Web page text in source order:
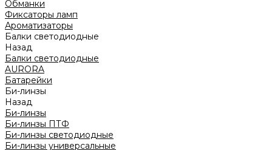
Обманки
Фиксаторы ламп
Ароматизаторы
Балки светодиодные
Назад
Балки светодиодные
AURORA
Батарейки
Би-линзы
Назад
Би-линзы
Би-линзы ПТФ
Би-линзы светодиодные
Би-линзы универсальные